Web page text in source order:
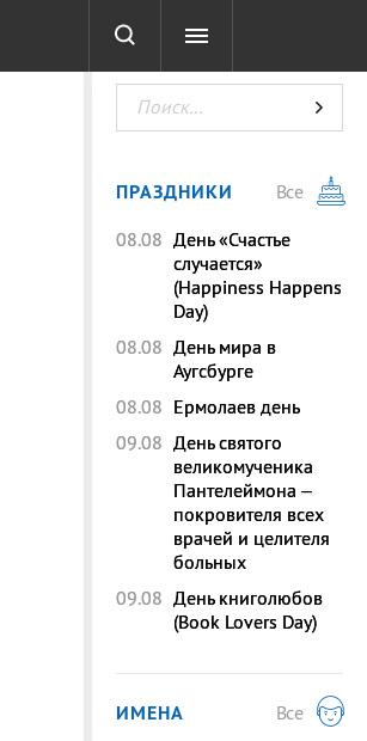
ТЕСТЫ
ПРАЗДНИКИ
Все
08.08 День «Счастье
случается»
(Happiness Happens
Day)
08.08 День мира в
Аугсбурге
08.08 Ермолаев день
09.08 День святого
великомученика
Пантелеймона –
покровителя всех
врачей и целителя
больных
09.08 День книголюбов
(Book Lovers Day)
ИМЕНА
Все